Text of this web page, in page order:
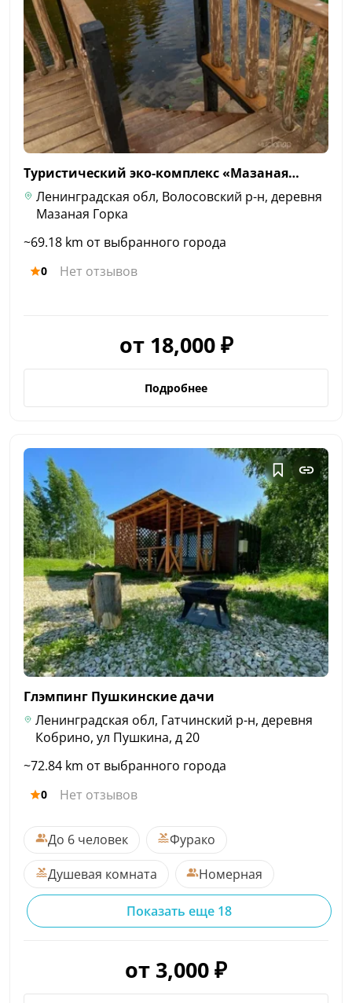
Туристический эко-комплекс«Мазаная…
Ленинградская обл, Волосовский р-н, деревня
Мазаная Горка
~69.18 km от выбранного города
0 Нет отзывов
от 18,000 ₽
Подробнее
Глэмпинг Пушкинскиедачи
Ленинградская обл, Гатчинский р-н, деревня
Кобрино, ул Пушкина, д 20
~72.84 km от выбранного города
0 Нет отзывов
До 6 человек
Фурако
Душевая комната
Номерная
Показать еще 18
от 3,000 ₽